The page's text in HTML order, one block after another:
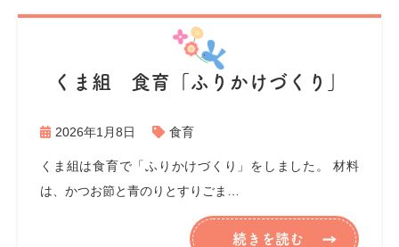
くま組 食育「ふりかけづくり」
2026年1月8日 食育
くま組は食育で「ふりかけづくり」をしました。 材料
は、かつお節と青のりとすりごま…
続きを読む